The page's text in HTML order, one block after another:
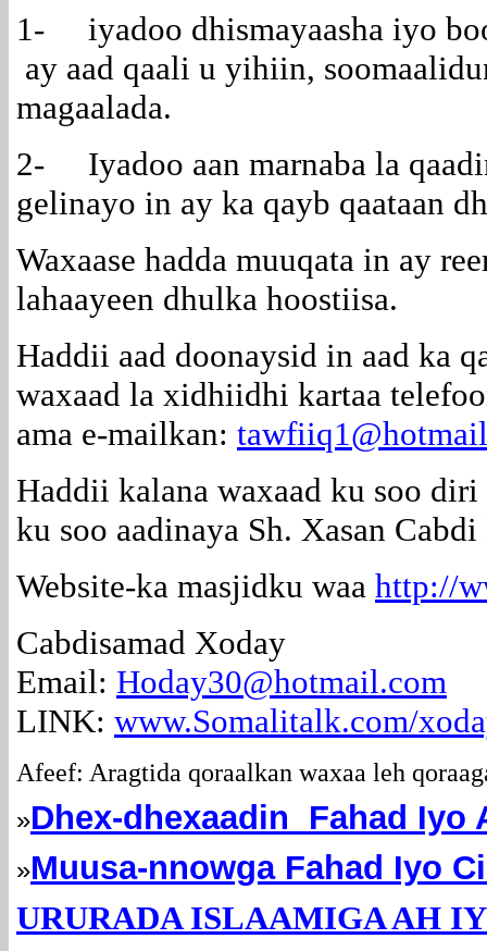
1- iyadoo dhismayaasha iyo
ay aad qaali u yihiin,
magaalada.
2- Iyadoo aan marnaba la
gelinayo in ay ka qayb qaataan
Waxaase hadda muuqata in ay
lahaayeen dhulka hoostiisa.
Haddii aad doonaysid in aad ka
waxaad la xidhiidhi kartaa
ama e-mailkan:
Haddii kalana waxaad ku soo diri
ku soo aadinaya Sh. Xasan
Website-ka masjidku waa http://
Cabdisamad Xoday
Email: Hoday30@hotmail.com
LINK: www.Somalitalk.com/
Afeef: Aragtida qoraalkan waxaa leh
»Dhex-dhexaadin Fahad Iyo
»Muusa-nnowga Fahad Iyo
URURADA ISLAAMIGA AH